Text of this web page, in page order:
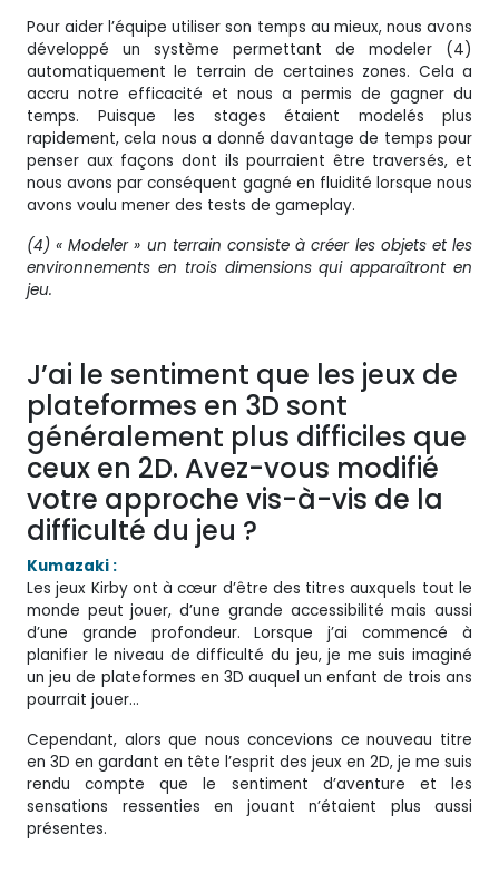
Pour aider l’équipe utiliser son temps au mieux, nous avons
développé un système permettant de modeler (4)
automatiquement le terrain de certaines zones. Cela a
accru notre efficacité et nous a permis de gagner du
temps. Puisque les stages étaient modelés plus
rapidement, cela nous a donné davantage de temps pour
penser aux façons dont ils pourraient être traversés, et
nous avons par conséquent gagné en fluidité lorsque nous
avons voulu mener des tests de gameplay.
(4) « Modeler » un terrain consiste à créer les objets et les
environnements en trois dimensions qui apparaîtront en
jeu.
J’ai le sentiment que les jeux de
plateformes en 3D sont
généralement plus difficiles que
ceux en 2D. Avez-vous modifié
votre approche vis-à-vis de la
difficulté du jeu ?
Kumazaki :
Les jeux Kirby ont à cœur d’être des titres auxquels tout le
monde peut jouer, d’une grande accessibilité mais aussi
d’une grande profondeur. Lorsque j’ai commencé à
planifier le niveau de difficulté du jeu, je me suis imaginé
un jeu de plateformes en 3D auquel un enfant de trois ans
pourrait jouer…
Cependant, alors que nous concevions ce nouveau titre
en 3D en gardant en tête l’esprit des jeux en 2D, je me suis
rendu compte que le sentiment d’aventure et les
sensations ressenties en jouant n’étaient plus aussi
présentes.